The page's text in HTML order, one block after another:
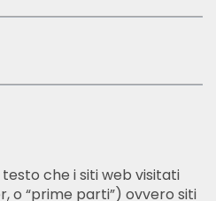
che i siti web visitati
o “prime parti”) ovvero siti